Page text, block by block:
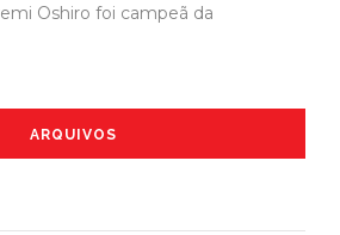
Oshiro foi campeã da
ARQUIVOS